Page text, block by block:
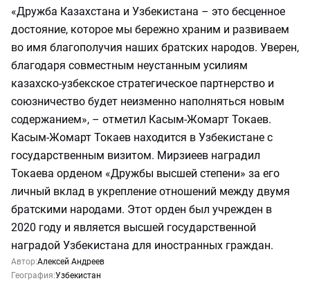
«Дружба Казахстана и Узбекистана – это бесценное
достояние, которое мы бережно храним и развиваем
во имя благополучия наших братских народов. Уверен,
благодаря совместным неустанным усилиям
казахско-узбекское стратегическое партнерство и
союзничество будет неизменно наполняться новым
содержанием», – отметил Касым-Жомарт Токаев.
Касым-Жомарт Токаев находится в Узбекистане с
государственным визитом. Мирзиеев наградил
Токаева орденом «Дружбы высшей степени» за его
личный вклад в укрепление отношений между двумя
братскими народами. Этот орден был учрежден в
2020 году и является высшей государственной
наградой Узбекистана для иностранных граждан.
Автор:Алексей Андреев
География:Узбекистан